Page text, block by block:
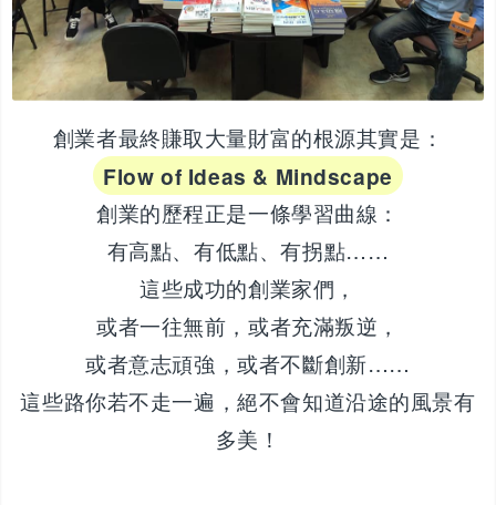
創業者最終賺取大量財富的根源其實是：
Flow of Ideas & Mindscape
創業的歷程正是一條學習曲線：
有高點、有低點、有拐點……
這些成功的創業家們，
或者一往無前，或者充滿叛逆，
或者意志頑強，或者不斷創新……
這些路你若不走一遍，絕不會知道沿途的風景有
多美！